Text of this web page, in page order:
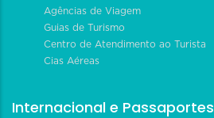
Agências de Viagem
Guias de Turismo
Centro de Atendimento ao Turista
Cias Aéreas
Internacional e Passaportes